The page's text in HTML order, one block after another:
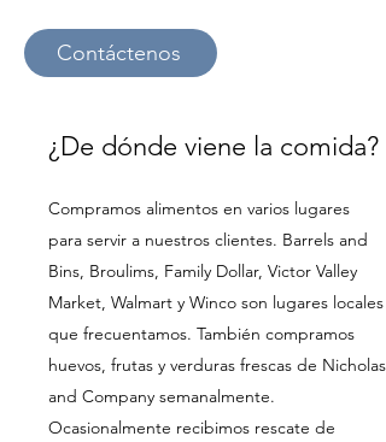
Contáctenos
¿De dónde viene la comida?
Compramos alimentos en varios lugares
para servir a nuestros clientes. Barrels and
Bins, Broulims, Family Dollar, Victor Valley
Market, Walmart y Winco son lugares locales
que frecuentamos. También compramos
huevos, frutas y verduras frescas de Nicholas
and Company semanalmente.
Ocasionalmente recibimos rescate de